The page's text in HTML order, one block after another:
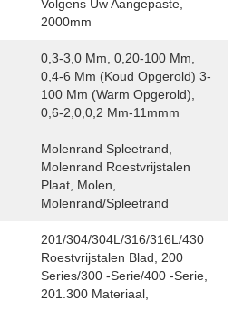
Volgens Uw Aangepaste,
2000mm
0,3-3,0 Mm, 0,20-100 Mm,
0,4-6 Mm (koud Opgerold) 3-
100 Mm (warm Opgerold),
0,6-2,0,0,2 Mm-11mmm
Molenrand Spleetrand,
Molenrand Roestvrijstalen
Plaat, Molen,
Molenrand/spleetrand
201/304/304L/316/316L/430
Roestvrijstalen Blad, 200
Series/300 -serie/400 -serie,
201.300 Materiaal,